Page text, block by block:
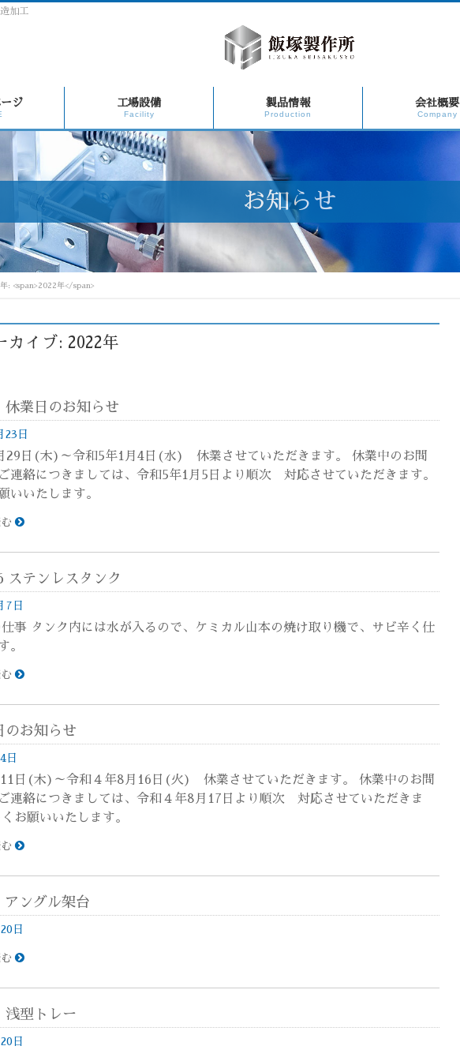
加工
ジ 工場設備
Facility
製品情報
Production
会社概要
Company
お知らせ
年: <span>2022年</span>
カイブ: 2022年
業日のお知らせ
23日
29日(木)～令和5年1月4日(水) 休業させていただきます。 休業中のお問
連絡につきましては、令和5年1月5日より順次 対応させていただきます。
いいたします。
ステンレスタンク
7日
タンク内には水が入るので、ケミカル山本の焼け取り機で、サビ辛く仕
。
のお知らせ
日
日(木)～令和４年8月16日(火) 休業させていただきます。 休業中のお問
連絡につきましては、令和４年8月17日より順次 対応させていただきま
お願いいたします。
ングル架台
日
型トレー
日